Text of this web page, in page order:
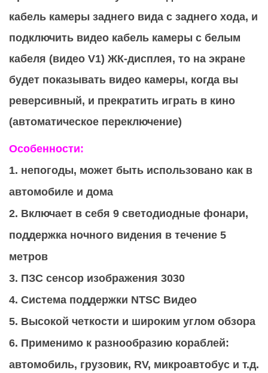
кабель камеры заднего вида с заднего хода, и
подключить видео кабель камеры с белым
кабеля (видео V1) ЖК-дисплея, то на экране
будет показывать видео камеры, когда вы
реверсивный, и прекратить играть в кино
(автоматическое переключение)
Особенности:
1. непогоды, может быть использовано как в
автомобиле и дома
2. Включает в себя 9 светодиодные фонари,
поддержка ночного видения в течение 5
метров
3. ПЗС сенсор изображения 3030
4. Система поддержки NTSC Видео
5. Высокой четкости и широким углом обзора
6. Применимо к разнообразию кораблей:
автомобиль, грузовик, RV, микроавтобус и т.д.